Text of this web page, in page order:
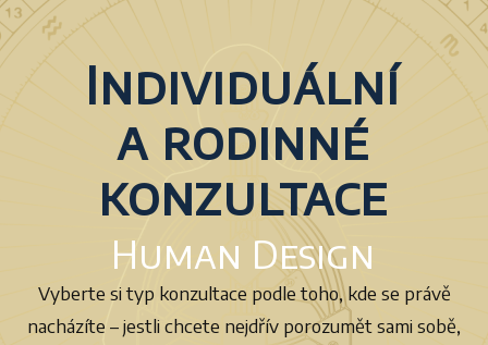
Individuální
a rodinné
konzultace
Human Design
Vyberte si typ konzultace podle toho, kde se právě
nacházíte – jestli chcete nejdřív porozumět sami sobě,